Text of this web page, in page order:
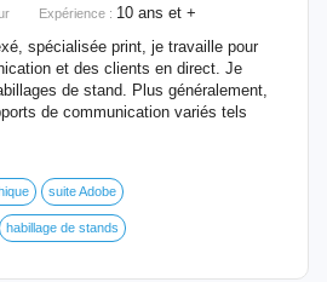
Expérience : 10 ans et +
spécialisée print, je travaille pour
et des clients en direct. Je
de stand. Plus généralement,
de communication variés tels
suite Adobe
habillage de stands